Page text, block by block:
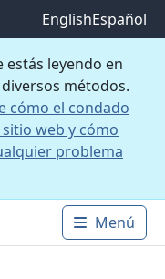
EnglishEspañol
estás leyendo en
métodos.
cómo el condado
web y cómo
problema
Main
Menú